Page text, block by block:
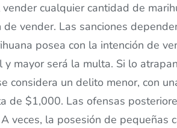
cualquier cantidad de
de vender. Las sanciones
posea con la intención de
y mayor será la multa. Si lo
considera un delito menor, con
de $1,000. Las ofensas
veces, la posesión de pequeñas